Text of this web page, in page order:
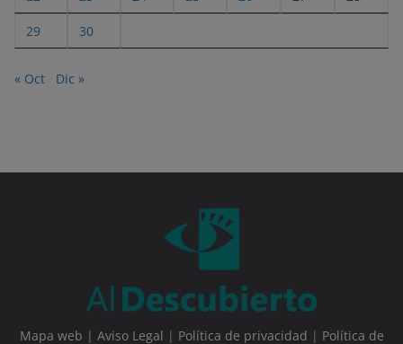
29 30
« Oct Dic »
Mapa web | Aviso Legal | Política de privacidad | Política de